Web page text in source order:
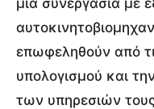
επωφεληθούν από
υπολογισμού και
των υπηρεσιών